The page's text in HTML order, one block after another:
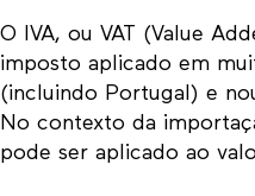
O IVA, ou VAT (Value
imposto aplicado em
(incluindo Portugal) e
No contexto da
pode ser aplicado ao